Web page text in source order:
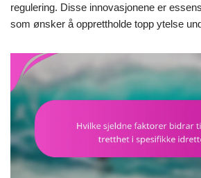
regulering. Disse innovasjonene er
som ønsker å opprettholde topp ytelse